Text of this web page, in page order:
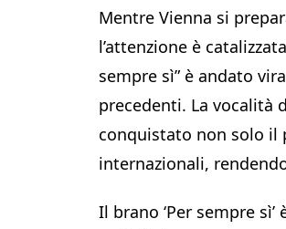
Mentre Vienna si
l’attenzione è
sempre sì” è andato
precedenti. La vocalità
conquistato non solo il
internazionali,
Il brano ‘Per sempre